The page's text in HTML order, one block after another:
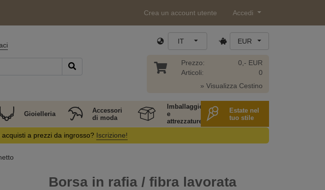
Crea un account utente Accedi
IT EUR
Prezzo:
Articoli:
0,- EUR
0
» Visualizza Cestino
Gioielleria
Accessori
di moda
Imballaggio
e
attrezzature
Estate nel
tuo stile
a prezzi da ingrosso? Iscrizione!
Borsa in rafia / fibra lavorata